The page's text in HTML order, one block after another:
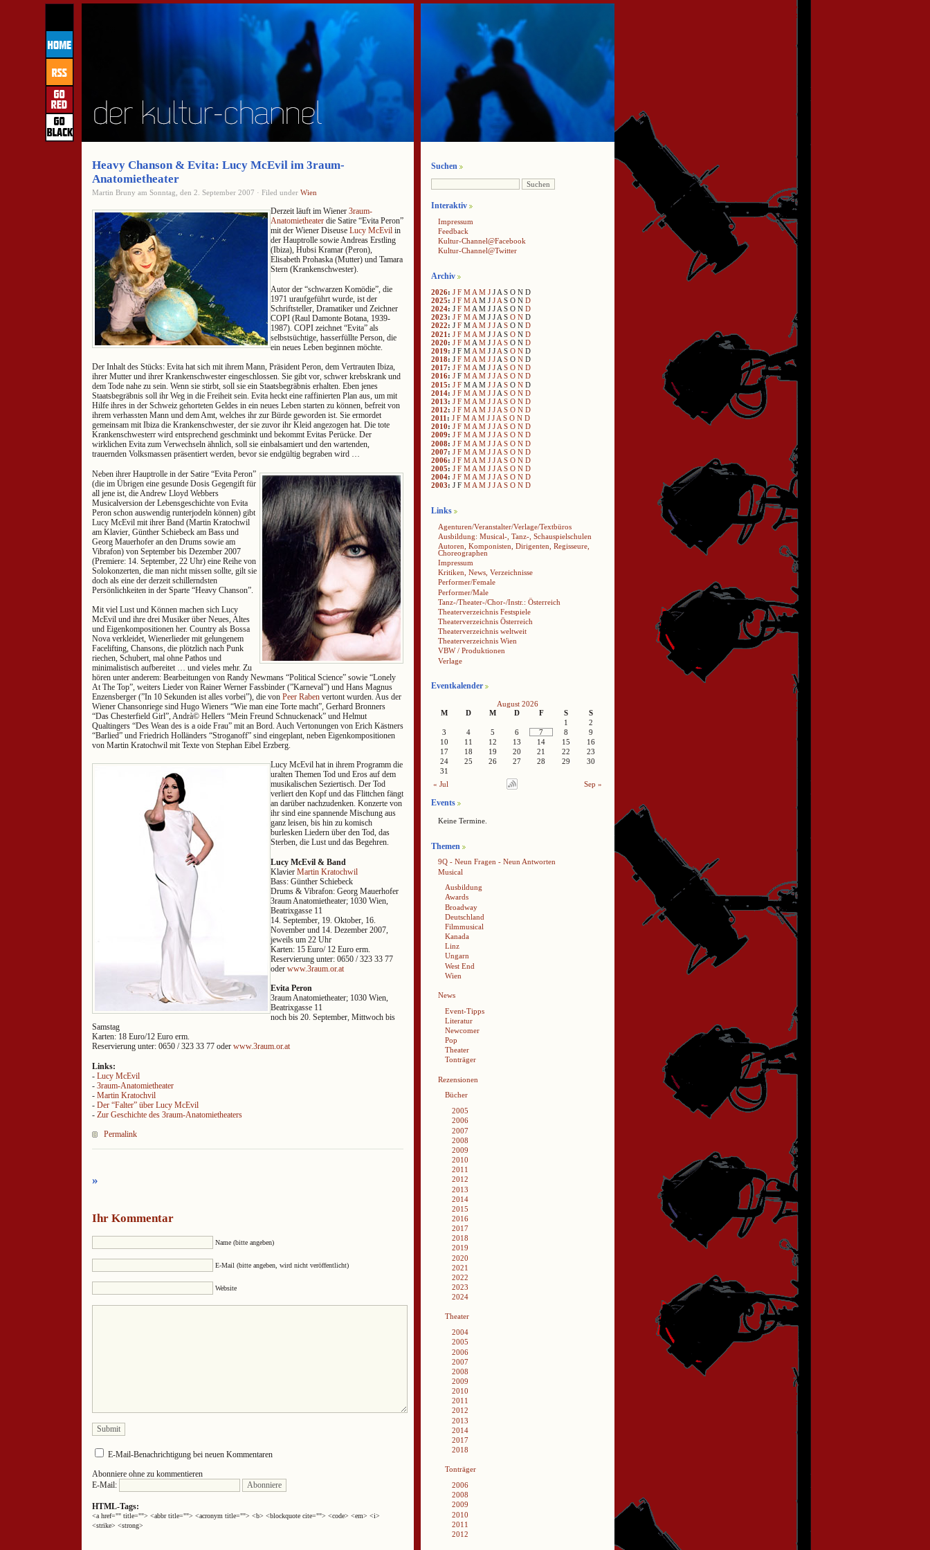
Heavy Chanson & Evita: Lucy McEvil im 3raum-
Anatomietheater
Martin Bruny am Sonntag, den 2. September 2007 · Filed under Wien
Derzeit läuft im Wiener 3raum-
Anatomietheater die Satire “Evita Peron”
mit der Wiener Diseuse Lucy McEvil in
der Hauptrolle sowie Andreas Erstling
(Ibiza), Hubsi Kramar (Peron),
Elisabeth Prohaska (Mutter) und Tamara
Stern (Krankenschwester).
Autor der “schwarzen Komödie”, die
1971 uraufgeführt wurde, ist der
Schriftsteller, Dramatiker und Zeichner
COPI (Raul Damonte Botana, 1939-
1987). COPI zeichnet “Evita” als
selbstsüchtige, hasserfüllte Person, die
ein neues Leben beginnen möchte.
Der Inhalt des Stücks: Evita hat sich mit ihrem Mann, Präsident Peron, dem Vertrauten Ibiza,
ihrer Mutter und ihrer Krankenschwester eingeschlossen. Sie gibt vor, schwer krebskrank und
dem Tode nahe zu sein. Wenn sie stirbt, soll sie ein Staatsbegräbnis erhalten. Eben jenes
Staatsbegräbnis soll ihr Weg in die Freiheit sein. Evita heckt eine raffinierten Plan aus, um mit
Hilfe ihres in der Schweiz gehorteten Geldes in ein neues Leben starten zu können, befreit von
ihrem verhassten Mann und dem Amt, welches ihr zur Bürde geworden ist. Sie ermordet
gemeinsam mit Ibiza die Krankenschwester, der sie zuvor ihr Kleid angezogen hat. Die tote
Krankenschwesterr wird entsprechend geschminkt und bekommt Evitas Perücke. Der
wirklichen Evita zum Verwechseln ähnlich, soll sie einbalsamiert und den wartenden,
trauernden Volksmassen präsentiert werden, bevor sie endgültig begraben wird …
Neben ihrer Hauptrolle in der Satire “Evita Peron”
(die im Übrigen eine gesunde Dosis Gegengift für
all jene ist, die Andrew Lloyd Webbers
Musicalversion der Lebensgeschichte von Evita
Peron schon auswendig runterjodeln können) gibt
Lucy McEvil mit ihrer Band (Martin Kratochwil
am Klavier, Günther Schiebeck am Bass und
Georg Mauerhofer an den Drums sowie am
Vibrafon) von September bis Dezember 2007
(Premiere: 14. September, 22 Uhr) eine Reihe von
Solokonzerten, die man nicht missen sollte, gilt sie
doch als eine der derzeit schillerndsten
Persönlichkeiten in der Sparte “Heavy Chanson”.
Mit viel Lust und Können machen sich Lucy
McEvil und ihre drei Musiker über Neues, Altes
und Eigenkompositionen her. Country als Bossa
Nova verkleidet, Wienerlieder mit gelungenem
Facelifting, Chansons, die plötzlich nach Punk
riechen, Schubert, mal ohne Pathos und
minimalistisch aufbereitet … und vieles mehr. Zu
hören unter anderem: Bearbeitungen von Randy Newmans “Political Science” sowie “Lonely
At The Top”, weiters Lieder von Rainer Werner Fassbinder (”Karneval”) und Hans Magnus
Enzensberger (”In 10 Sekunden ist alles vorbei”), die von Peer Raben vertont wurden. Aus der
Wiener Chansonriege sind Hugo Wieners “Wie man eine Torte macht”, Gerhard Bronners
“Das Chesterfield Girl”, Andrà© Hellers “Mein Freund Schnuckenack” und Helmut
Qualtingers “Des Wean des is a oide Frau” mit an Bord. Auch Vertonungen von Erich Kästners
“Barlied” und Friedrich Holländers “Stroganoff” sind eingeplant, neben Eigenkompositionen
von Martin Kratochwil mit Texte von Stephan Eibel Erzberg.
Lucy McEvil hat in ihrem Programm die
uralten Themen Tod und Eros auf dem
musikalischen Seziertisch. Der Tod
verliert den Kopf und das Flittchen fängt
an darüber nachzudenken. Konzerte von
ihr sind eine spannende Mischung aus
ganz leisen, bis hin zu komisch
burlesken Liedern über den Tod, das
Sterben, die Lust und das Begehren.
Lucy McEvil & Band
Klavier Martin Kratochwil
Bass: Günther Schiebeck
Drums & Vibrafon: Georg Mauerhofer
3raum Anatomietheater; 1030 Wien,
Beatrixgasse 11
14. September, 19. Oktober, 16.
November und 14. Dezember 2007,
jeweils um 22 Uhr
Karten: 15 Euro/ 12 Euro erm.
Reservierung unter: 0650 / 323 33 77
oder www.3raum.or.at
Evita Peron
3raum Anatomietheater; 1030 Wien,
Beatrixgasse 11
noch bis 20. September, Mittwoch bis
Samstag
Karten: 18 Euro/12 Euro erm.
Reservierung unter: 0650 / 323 33 77 oder www.3raum.or.at
Links:
- Lucy McEvil
- 3raum-Anatomietheater
- Martin Kratochvil
- Der “Falter” über Lucy McEvil
- Zur Geschichte des 3raum-Anatomietheaters
Permalink
»
Ihr Kommentar
Name (bitte angeben)
E-Mail (bitte angeben, wird nicht veröffentlicht)
Website
E-Mail-Benachrichtigung bei neuen Kommentaren
Abonniere ohne zu kommentieren
E-Mail:
HTML-Tags:
<a href="" title=""> <abbr title=""> <acronym title=""> <b> <blockquote cite=""> <code> <em> <i>
<strike> <strong>
Suchen
Interaktiv
Impressum
Feedback
Kultur-Channel@Facebook
Kultur-Channel@Twitter
Archiv
2026: J F M A M J J A S O N D
2025: J F M A M J J A S O N D
2024: J F M A M J J A S O N D
2023: J F M A M J J A S O N D
2022: J F MA M J JA S O N D
2021 : J F M A M J J A S O N D
2020: J F M A M J J A S O N D
2019: J F M A M J J A S O N D
2018: J F M A M J J A S O N D
2017: J F M A M J J A S O N D
2016: J F M A M J J A S O N D
2015: J F M A M J J A S O N D
2014: J F M A M J J A S O N D
2013: J F M A M J J A S O N D
2012: J F M A M J J A S O N D
2011 : J F M A M J J A S O N D
2010: J F M A M J J A S O N D
2009: J F MA M J JA S O N D
2008: J F M A M J J A S O N D
2007: J F M A M J J A S O N D
2006: J F M A M J J A S O N D
2005: J F M A M J J A S O N D
2004: J F M A M J J A S O N D
2003: J F M A M J J A S O N D
Links
Agenturen/Veranstalter/Verlage/Textbüros
Ausbildung: Musical-, Tanz-, Schauspielschulen
Autoren, Komponisten, Dirigenten, Regisseure,
Choreographen
Impressum
Kritiken, News, Verzeichnisse
Performer/Female
Performer/Male
Tanz-/Theater-/Chor-/Instr.: Österreich
Theaterverzeichnis Festspiele
Theaterverzeichnis Österreich
Theaterverzeichnis weltweit
Theaterverzeichnis Wien
VBW / Produktionen
Verlage
Eventkalender
August 2026
M
D M D F S
S
1
2
3
4 5 6 7 8
9
10
11 12 13 14 15
16
17
18 19 20 21 22
23
24
25 26 27 28 29
30
31
« Jul
Sep »
Events
Keine Termine.
Themen
9Q - Neun Fragen - Neun Antworten
Musical
Ausbildung
Awards
Broadway
Deutschland
Filmmusical
Kanada
Linz
Ungarn
West End
Wien
News
Event-Tipps
Literatur
Newcomer
Pop
Theater
Tonträger
Rezensionen
Bücher
2005
2006
2007
2008
2009
2010
2011
2012
2013
2014
2015
2016
2017
2018
2019
2020
2021
2022
2023
2024
Theater
2004
2005
2006
2007
2008
2009
2010
2011
2012
2013
2014
2017
2018
Tonträger
2006
2008
2009
2010
2011
2012